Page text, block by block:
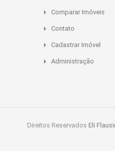
Comparar Imóveis
Contato
Cadastrar Imóvel
Administração
Direitos Reservados Eli